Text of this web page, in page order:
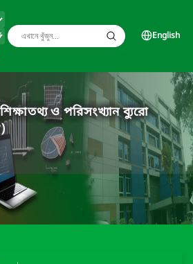
English
ও পরিসংখ্যান ব্যুরো